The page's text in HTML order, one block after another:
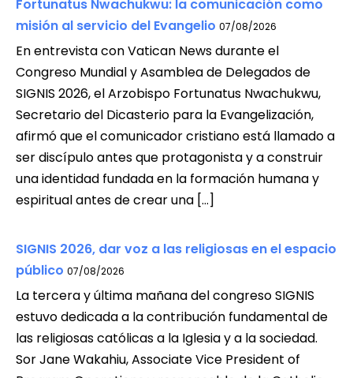
Fortunatus Nwachukwu: la comunicación como
misión al servicio del Evangelio 07/08/2026
En entrevista con Vatican News durante el
Congreso Mundial y Asamblea de Delegados de
SIGNIS 2026, el Arzobispo Fortunatus Nwachukwu,
Secretario del Dicasterio para la Evangelización,
afirmó que el comunicador cristiano está llamado a
ser discípulo antes que protagonista y a construir
una identidad fundada en la formación humana y
espiritual antes de crear una […]
SIGNIS 2026, dar voz a las religiosas en el espacio
público 07/08/2026
La tercera y última mañana del congreso SIGNIS
estuvo dedicada a la contribución fundamental de
las religiosas católicas a la Iglesia y a la sociedad.
Sor Jane Wakahiu, Associate Vice President of